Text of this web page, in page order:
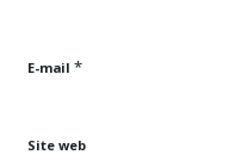
E-mail *
Site web